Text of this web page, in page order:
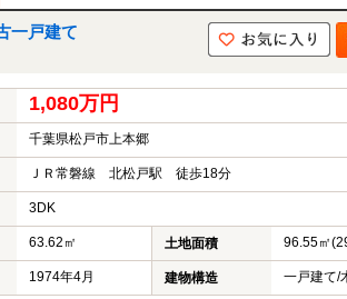
一戸建て
1,080万円
千葉県松戸市上本郷
ＪＲ常磐線 北松戸駅 徒歩18分
3DK
63.62㎡ 土地面積 96.55㎡
1974年4月 建物構造 一戸建て/